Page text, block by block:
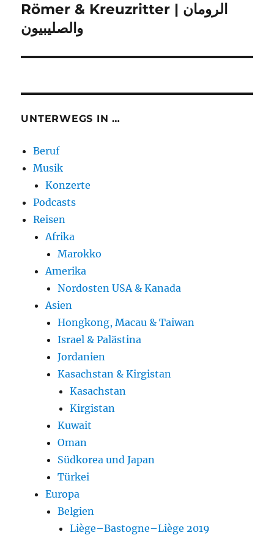
Römer & Kreuzritter | الرومان
والصليبيون
UNTERWEGS IN …
Beruf
Musik
Konzerte
Podcasts
Reisen
Afrika
Marokko
Amerika
Nordosten USA & Kanada
Asien
Hongkong, Macau & Taiwan
Israel & Palästina
Jordanien
Kasachstan & Kirgistan
Kasachstan
Kirgistan
Kuwait
Oman
Südkorea und Japan
Türkei
Europa
Belgien
Liège–Bastogne–Liège 2019